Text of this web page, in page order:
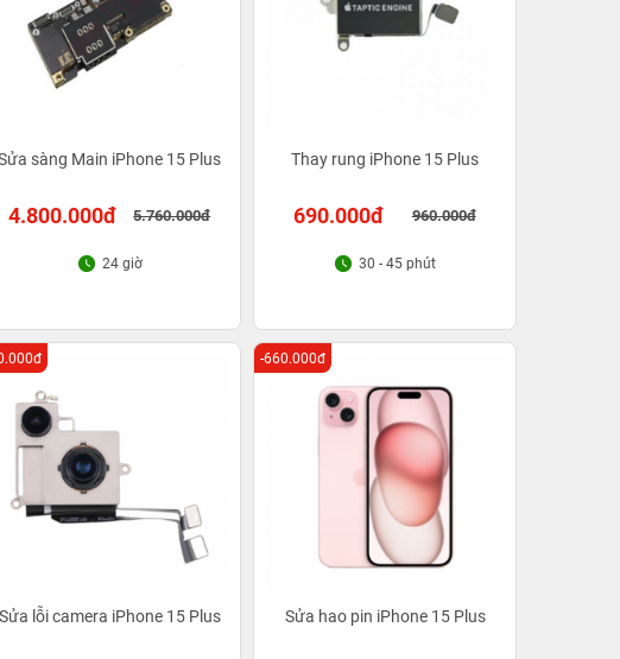
sàng Main iPhone 15 Plus
4.800.000đ 5.760.000đ
24 giờ
Thay rung iPhone 15 Plus
690.000đ 960.000đ
30 - 45 phút
Sửa lỗi camera iPhone 15 Plus Sửa hao pin iPhone 15 Plus
-660.000đ